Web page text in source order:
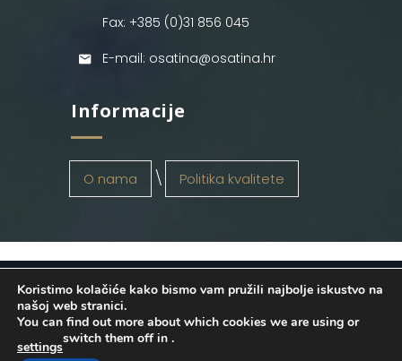
Fax: +385 (0)31 856 045
E-mail: osatina@osatina.hr
Informacije
O nama Politika kvalitete
OSATINA GRUPA d.o.o. 2026
. Configured
byINFOS Osijek. Sva prava pridržana.
Koristimo kolačiće kako bismo vam pružili najbolje iskustvo na
našoj web stranici.
You can find out more about which cookies we are using or
switch them off in
settings
.